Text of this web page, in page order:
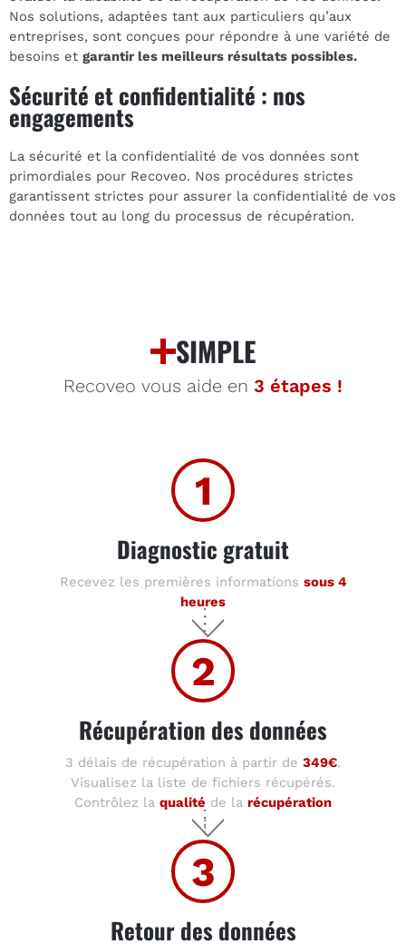
Nos solutions, adaptées tant aux particuliers qu’aux
entreprises, sont conçues pour répondre à une variété de
besoins et garantir les meilleurs résultats possibles.
Sécurité et confidentialité : nos
engagements
La sécurité et la confidentialité de vos données sont
primordiales pour Recoveo. Nos procédures strictes
garantissent strictes pour assurer la confidentialité de vos
données tout au long du processus de récupération.
SIMPLE
Recoveo vous aide en 3 étapes !
1
Diagnostic gratuit
Recevez les premières informations sous 4
heures
2
Récupération des données
3 délais de récupération à partir de 349€.
Visualisez la liste de fichiers récupérés.
Contrôlez la qualité de la récupération
3
Retour des données